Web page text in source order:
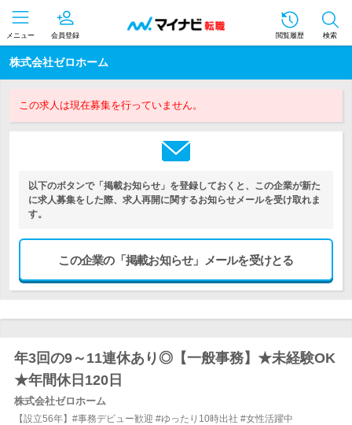
メニュー 会員登録 閲覧履歴 検索
株式会社ゼロホーム
この求人は現在募集を行っていません。
以下のボタンで「掲載お知らせ」を登録しておくと、この企業が新た
に求人募集をした際、求人再開に関するお知らせメールを受け取れま
す。
この企業の「掲載お知らせ」メールを受けとる
年3回の9～11連休あり◎【一般事務】★未経験OK
★年間休日120日
株式会社ゼロホーム
【設立56年】#事務デビュー歓迎 #ゆったり10時出社 #女性活躍中